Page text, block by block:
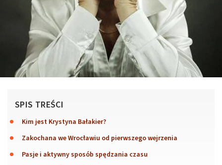
SPIS TREŚCI
Kim jest Krystyna Bałakier?
Zakochana we Wrocławiu od pierwszego wejrzenia
Pasje i aktywny sposób spędzania czasu